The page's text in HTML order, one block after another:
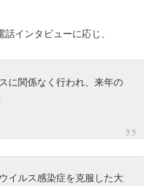
インタビューに応じ、
に関係なく行われ、来年の
イルス感染症を克服した大